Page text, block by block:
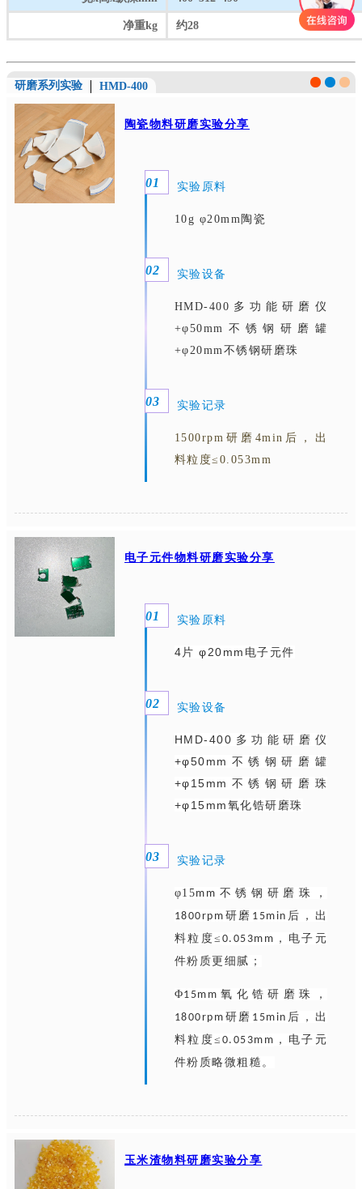
净重kg 约28
研磨系列实验 HMD-400
陶瓷物料研磨实验分享
01 实验原料
10g φ20mm陶瓷
02 实验设备
HMD-400多功能研磨仪
+φ50mm不锈钢研磨罐
+φ20mm不锈钢研磨珠
03 实验记录
1500rpm研磨4min后，出
料粒度≤0.053mm
电子元件物料研磨实验分享
01 实验原料
4片 φ20mm 电子元件
02 实验设备
HMD-400 多功能研磨仪
+φ50mm 不锈钢研磨罐
+φ15mm 不锈钢研磨珠
+φ15mm氧化锆研磨珠
03 实验记录
φ15mm 不锈钢研磨珠，
1800rpm 研磨 15min 后，出
料粒度≤ 0.053mm ，电子元
件粉质更细腻；
Φ15mm 氧化锆研磨珠，
1800rpm 研磨 15min 后， 出
料粒度≤ 0.053mm ， 电子元
件粉质略微粗糙 。
玉米渣物料研磨实验分享